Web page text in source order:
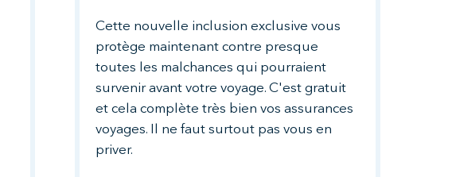
Cette nouvelle inclusion exclusive vous
protège maintenant contre presque
toutes les malchances qui pourraient
survenir avant votre voyage. C'est gratuit
et cela complète très bien vos assurances
voyages. Il ne faut surtout pas vous en
priver.